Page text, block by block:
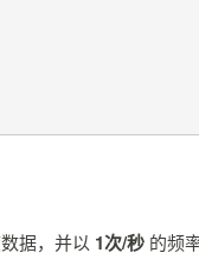
据，并以 1次/秒 的频